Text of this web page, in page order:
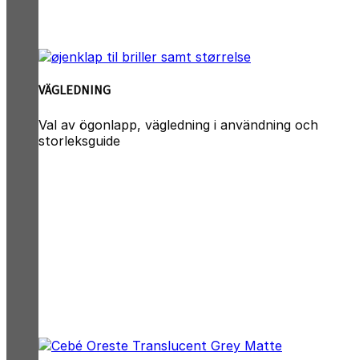
VÄGLEDNING
Val av ögonlapp, vägledning i användning och
storleksguide